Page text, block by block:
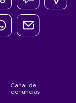
Canal de
denuncias